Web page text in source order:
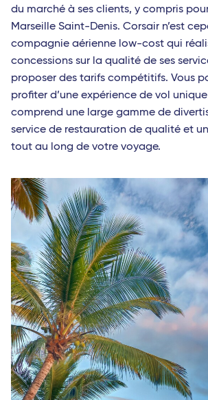
du marché à ses clients, y compris
Marseille Saint-Denis. Corsair n’est
compagnie aérienne low-cost qui
concessions sur la qualité de ses
proposer des tarifs compétitifs. Vous
profiter d’une expérience de vol
comprend une large gamme de
service de restauration de qualité et
tout au long de votre voyage.